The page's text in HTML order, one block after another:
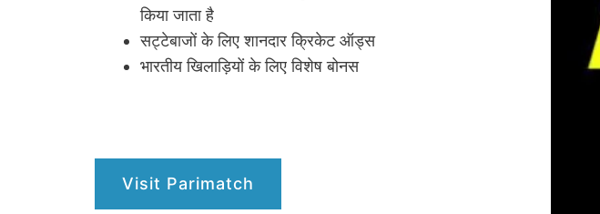
किया जाता है
सट्टेबाजों के लिए शानदार क्रिकेट ऑड्स
भारतीय खिलाड़ियों के लिए विशेष बोनस
Visit Parimatch